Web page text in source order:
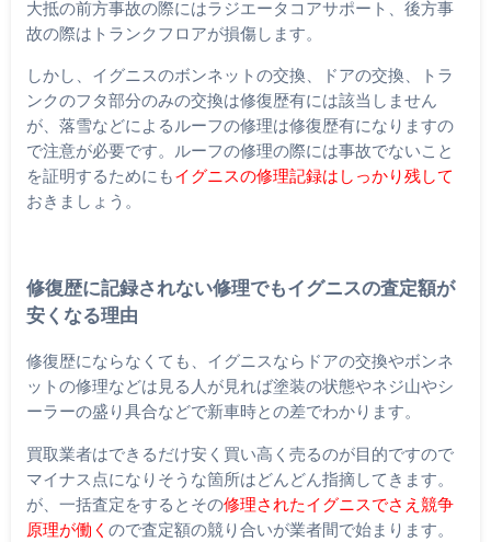
大抵の前方事故の際にはラジエータコアサポート、後方事
故の際はトランクフロアが損傷します。
しかし、イグニスのボンネットの交換、ドアの交換、トラ
ンクのフタ部分のみの交換は修復歴有には該当しません
が、落雪などによるルーフの修理は修復歴有になりますの
で注意が必要です。ルーフの修理の際には事故でないこと
を証明するためにもイグニスの修理記録はしっかり残して
おきましょう。
修復歴に記録されない修理でもイグニスの査定額が
安くなる理由
修復歴にならなくても、イグニスならドアの交換やボンネ
ットの修理などは見る人が見れば塗装の状態やネジ山やシ
ーラーの盛り具合などで新車時との差でわかります。
買取業者はできるだけ安く買い高く売るのが目的ですので
マイナス点になりそうな箇所はどんどん指摘してきます。
が、一括査定をするとその修理されたイグニスでさえ競争
原理が働く ので査定額の競り合いが業者間で始まります。